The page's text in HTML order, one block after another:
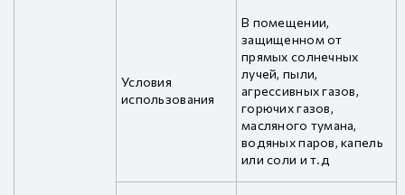
Условия
использования
В помещении,
защищенном от
прямых солнечных
лучей, пыли,
агрессивных газов,
горючих газов,
масляного тумана,
водяных паров, капель
или соли и т.д